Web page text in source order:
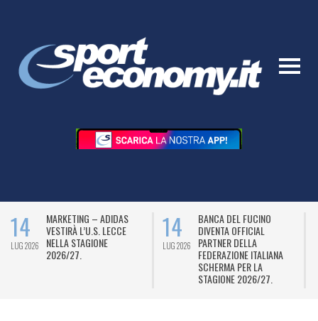
14
LUG 2026
MARKETING – ADIDAS
VESTIRÀ L’U.S. LECCE
NELLA STAGIONE
2026/27.
14
LUG 2026
BANCA DEL FUCINO
DIVENTA OFFICIAL
PARTNER DELLA
FEDERAZIONE ITALIANA
SCHERMA PER LA
STAGIONE 2026/27.